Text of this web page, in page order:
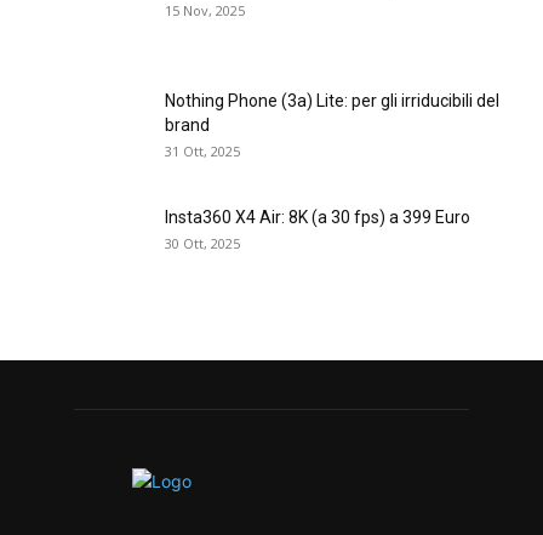
15 Nov, 2025
Nothing Phone (3a) Lite: per gli irriducibili del
brand
31 Ott, 2025
Insta360 X4 Air: 8K (a 30 fps) a 399 Euro
30 Ott, 2025